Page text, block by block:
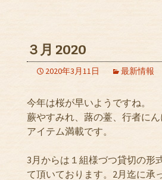
３月 2020
2020年3月11日 最新情報
今年は桜が早いようですね。
蕨やすみれ、蕗の薹、行者に
アイテム満載です。
3月からは１組様づつ貸切の形
て頂いております。2月迄に承